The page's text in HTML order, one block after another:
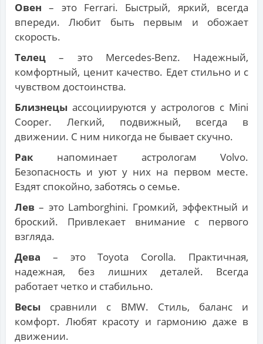
Овен – это Ferrari. Быстрый, яркий, всегда
впереди. Любит быть первым и обожает
скорость.
Телец – это Mercedes-Benz. Надежный,
комфортный, ценит качество. Едет стильно и с
чувством достоинства.
Близнецы ассоциируются у астрологов с Mini
Cooper. Легкий, подвижный, всегда в
движении. С ним никогда не бывает скучно.
Рак напоминает астрологам Volvo.
Безопасность и уют у них на первом месте.
Ездят спокойно, заботясь о семье.
Лев – это Lamborghini. Громкий, эффектный и
броский. Привлекает внимание с первого
взгляда.
Дева – это Toyota Corolla. Практичная,
надежная, без лишних деталей. Всегда
работает четко и стабильно.
Весы сравнили с BMW. Стиль, баланс и
комфорт. Любят красоту и гармонию даже в
движении.